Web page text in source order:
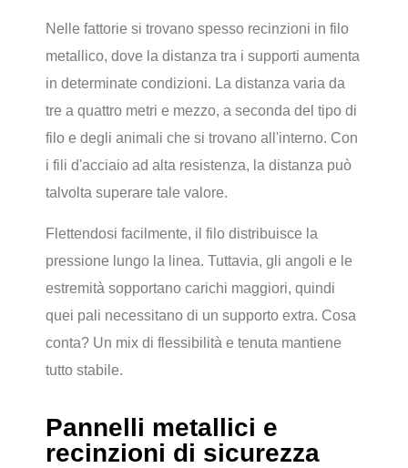
Nelle fattorie si trovano spesso recinzioni in filo
metallico, dove la distanza tra i supporti aumenta
in determinate condizioni. La distanza varia da
tre a quattro metri e mezzo, a seconda del tipo di
filo e degli animali che si trovano all'interno. Con
i fili d'acciaio ad alta resistenza, la distanza può
talvolta superare tale valore.
Flettendosi facilmente, il filo distribuisce la
pressione lungo la linea. Tuttavia, gli angoli e le
estremità sopportano carichi maggiori, quindi
quei pali necessitano di un supporto extra. Cosa
conta? Un mix di flessibilità e tenuta mantiene
tutto stabile.
Pannelli metallici e
recinzioni di sicurezza